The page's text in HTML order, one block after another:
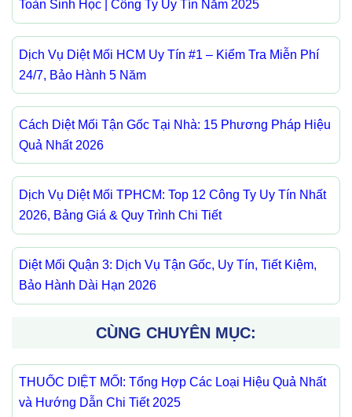
Toàn Sinh Học | Công Ty Uy Tín Năm 2025
Dịch Vụ Diệt Mối HCM Uy Tín #1 – Kiểm Tra Miễn Phí
24/7, Bảo Hành 5 Năm
Cách Diệt Mối Tận Gốc Tại Nhà: 15 Phương Pháp Hiệu
Quả Nhất 2026
Dịch Vụ Diệt Mối TPHCM: Top 12 Công Ty Uy Tín Nhất
2026, Bảng Giá & Quy Trình Chi Tiết
Diệt Mối Quận 3: Dịch Vụ Tận Gốc, Uy Tín, Tiết Kiệm,
Bảo Hành Dài Hạn 2026
CÙNG CHUYÊN MỤC:
THUỐC DIỆT MỐI: Tổng Hợp Các Loại Hiệu Quả Nhất
và Hướng Dẫn Chi Tiết 2025